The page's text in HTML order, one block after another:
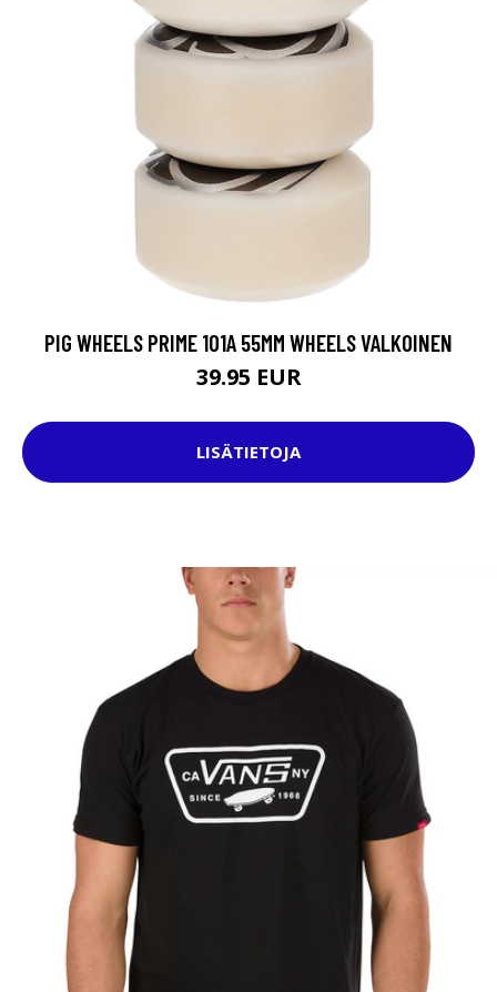
PIG WHEELS PRIME 101A 55MM WHEELS VALKOINEN
39.95 EUR
LISÄTIETOJA